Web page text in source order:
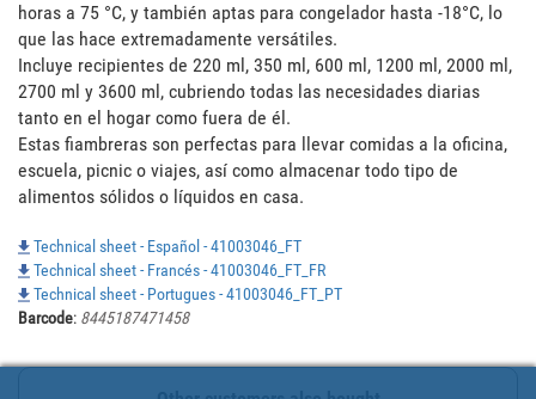
horas a 75 °C, y también aptas para congelador hasta -18°C, lo
que las hace extremadamente versátiles.
Incluye recipientes de 220 ml, 350 ml, 600 ml, 1200 ml, 2000 ml,
2700 ml y 3600 ml, cubriendo todas las necesidades diarias
tanto en el hogar como fuera de él.
Estas fiambreras son perfectas para llevar comidas a la oficina,
escuela, picnic o viajes, así como almacenar todo tipo de
alimentos sólidos o líquidos en casa.
Technical sheet - Español - 41003046_FT
Technical sheet - Francés - 41003046_FT_FR
Technical sheet - Portugues - 41003046_FT_PT
Barcode: 8445187471458